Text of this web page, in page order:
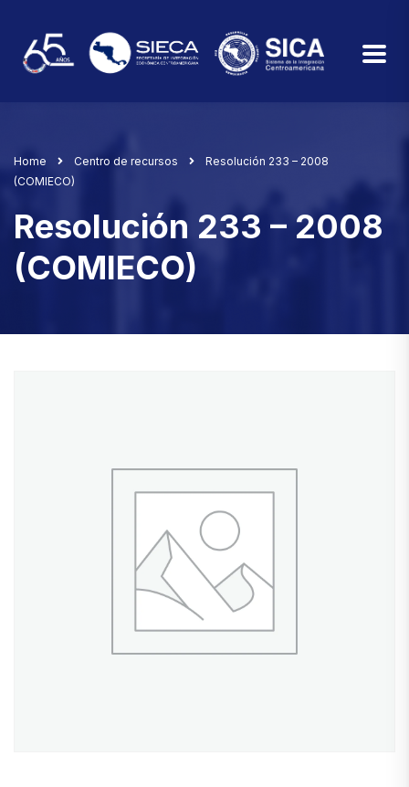
Home Centro de recursos
Resolución 233 – 2008
(COMIECO)
Resolución 233 – 2008
(COMIECO)